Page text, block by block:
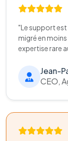
"Le support
migré en moins
expertise rare
Jean-
CEO,